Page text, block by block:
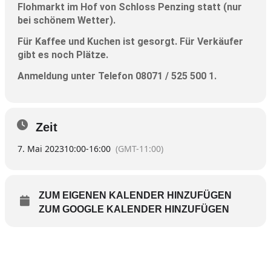
Flohmarkt im Hof von Schloss Penzing statt (nur
bei schönem Wetter).
Für Kaffee und Kuchen ist gesorgt. Für Verkäufer
gibt es noch Plätze.
Anmeldung unter Telefon 08071 / 525 500 1.
Zeit
7. Mai 202310:00-16:00 (GMT-11:00)
ZUM EIGENEN KALENDER HINZUFÜGEN
ZUM GOOGLE KALENDER HINZUFÜGEN